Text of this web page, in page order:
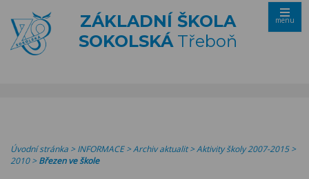
ZÁKLADNÍ ŠKOLA
SOKOLSKÁTřeboň
menu
Úvodní stránka >INFORMACE>Archiv aktualit>Aktivity školy 2007-2015>
2010>Březen ve škole